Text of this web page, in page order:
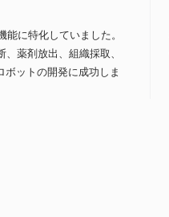
に特化していました。
薬剤放出、組織採取、
ットの開発に成功しま